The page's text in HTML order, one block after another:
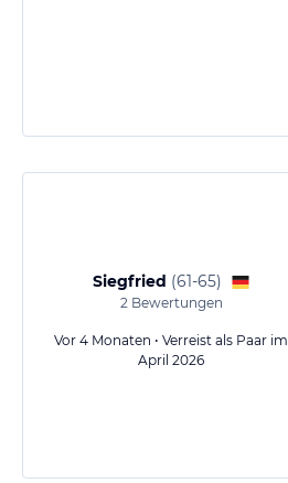
Siegfried (61-65)
2Bewertungen
Vor 4 Monaten • Verreist als Paar im
April 2026